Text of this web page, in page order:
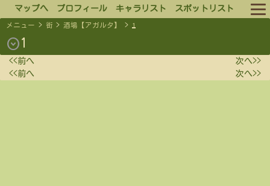
マップへ プロフィール キャラリスト スポットリスト
メニュー > 街 > 酒場【アガルタ】 > 1
expand_circle_down1
<<前へ
次へ>>
<<前へ
次へ>>